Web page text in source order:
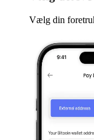
Vælg din